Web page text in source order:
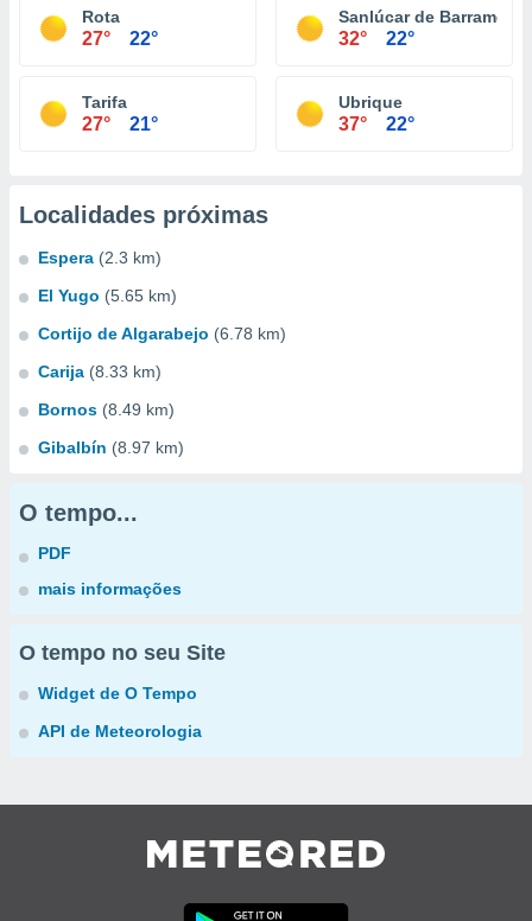
Rota
27° 22°
Sanlúcar de Barrameda
32° 22°
Tarifa
27° 21°
Ubrique
37° 22°
Localidades próximas
Espera (2.3 km)
El Yugo (5.65 km)
Cortijo de Algarabejo (6.78 km)
Carija (8.33 km)
Bornos (8.49 km)
Gibalbín (8.97 km)
O tempo...
PDF
mais informações
O tempo no seu Site
Widget de O Tempo
API de Meteorologia